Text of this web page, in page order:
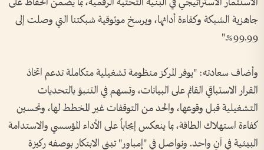
جاهزية الشبكة وكفاءة أدائها، ويرسخ موثوقية شبكتنا التي وصلت إلى
99.99%."
وأضاف سعادته: "يوفر المركز منظومة تشغيلية متكاملة تدعم اتخاذ
القرار الاستباقي القائم على البيانات، وتسهم في التنبؤ بالتحديات
التشغيلية قبل وقوعها، والحد من التوقفات غير المخطط لها، وتحسين
كفاءة استهلاك الطاقة، بما ينعكس إيجاباً على الأداء المؤسسي والاستدامة
البيئية في آنٍ واحد. ونواصل في "إمباور" تبني الابتكار بوصفه ركيزة